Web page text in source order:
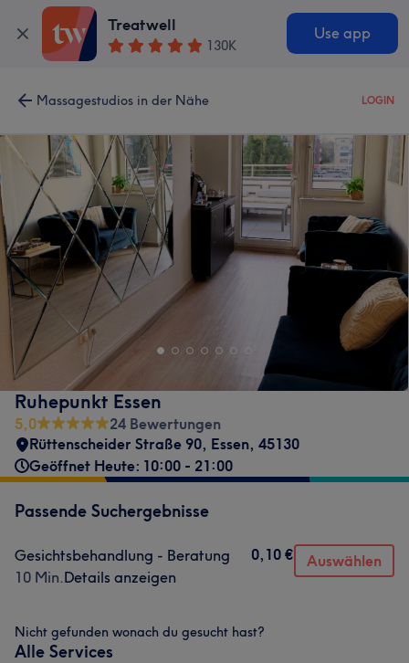
Treatwell
130K
Use app
Massagestudios in der Nähe LOGIN
Ruhepunkt Essen
5,0
24 Bewertungen
Rüttenscheider Straße 90, Essen, 45130
Geöffnet Heute: 10:00 - 21:00
Passende Suchergebnisse
Gesichtsbehandlung - Beratung
10 Min.Details anzeigen
0,10 € Auswählen
Nicht gefunden wonach du gesucht hast?
Alle Services